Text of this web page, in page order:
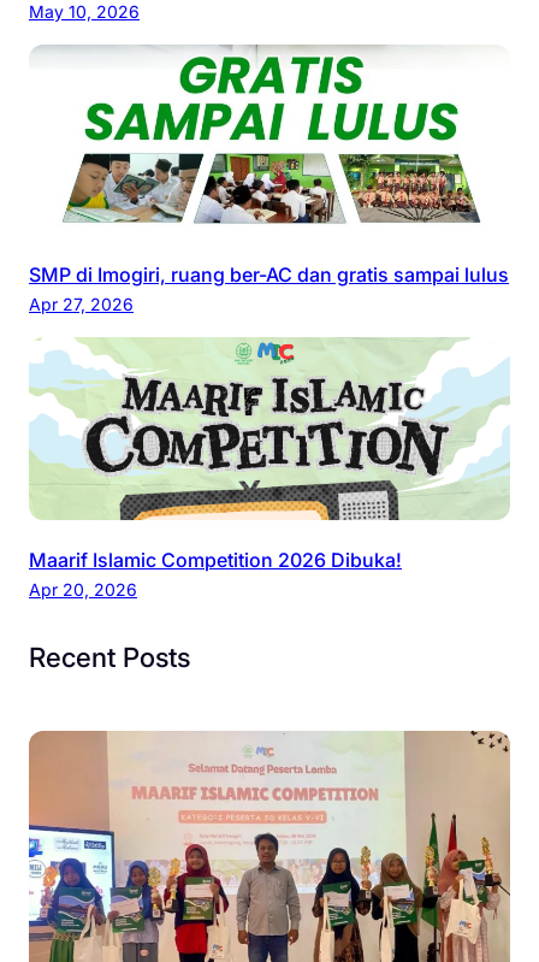
May 10, 2026
SMP di Imogiri, ruang ber-AC dan gratis sampai lulus
Apr 27, 2026
Maarif Islamic Competition 2026 Dibuka!
Apr 20, 2026
Recent Posts